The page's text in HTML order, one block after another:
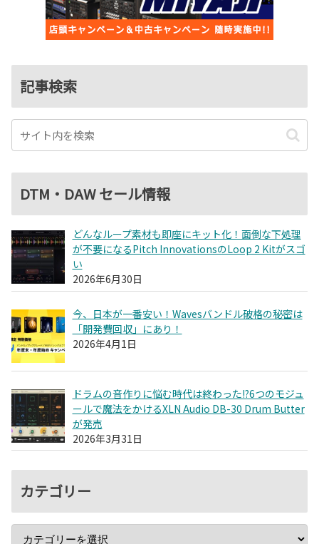
記事検索
DTM・DAW セール情報
どんなループ素材も即座にキット化！面倒な下処理
が不要になるPitch InnovationsのLoop 2 Kitがスゴ
い
2026年6月30日
今、日本が一番安い！Wavesバンドル破格の秘密は
「開発費回収」にあり！
2026年4月1日
ドラムの音作りに悩む時代は終わった!?6つのモジュ
ールで魔法をかけるXLN Audio DB-30 Drum Butter
が発売
2026年3月31日
カテゴリー